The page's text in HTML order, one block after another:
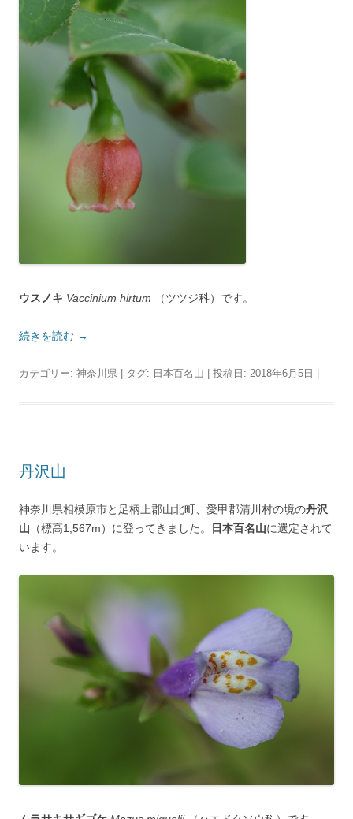
ウスノキ Vaccinium hirtum （ツツジ科）です。
続きを読む →
カテゴリー: 神奈川県 | タグ: 日本百名山 | 投稿日: 2018年6月5日 |
丹沢山
神奈川県相模原市と足柄上郡山北町、愛甲郡清川村の境の丹沢
山 （標高1,567m）に登ってきました。 日本百名山に選定されて
います。